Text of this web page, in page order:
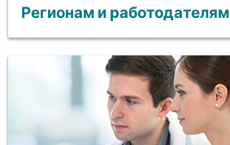
Регионам и работодателям